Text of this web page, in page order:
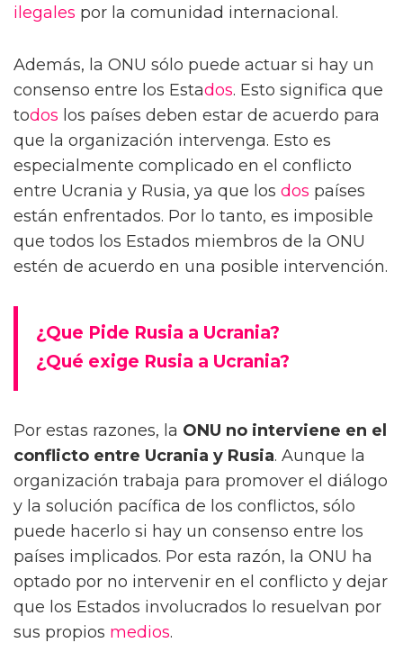
ilegales por la comunidad internacional.
Además, la ONU sólo puede actuar si hay un
consenso entre los Estados. Esto significa que
todos los países deben estar de acuerdo para
que la organización intervenga. Esto es
especialmente complicado en el conflicto
entre Ucrania y Rusia, ya que los dos países
están enfrentados. Por lo tanto, es imposible
que todos los Estados miembros de la ONU
estén de acuerdo en una posible intervención.
¿Que Pide Rusia a Ucrania?
¿Qué exige Rusia a Ucrania?
Por estas razones, la ONU no interviene en el
conflicto entre Ucrania y Rusia. Aunque la
organización trabaja para promover el diálogo
y la solución pacífica de los conflictos, sólo
puede hacerlo si hay un consenso entre los
países implicados. Por esta razón, la ONU ha
optado por no intervenir en el conflicto y dejar
que los Estados involucrados lo resuelvan por
sus propios medios.